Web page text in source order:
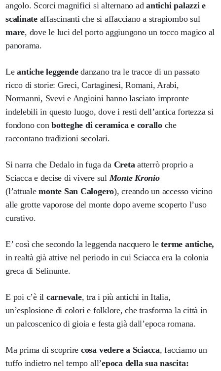
angolo. Scorci magnifici si alternano adantichi palazzi e
scalinateaffascinanti che si affacciano a strapiombo sul
mare, dove le luci del porto aggiungono un tocco magico al
panorama.
Leantiche leggendedanzano tra le tracce di un passato
ricco di storie: Greci, Cartaginesi, Romani, Arabi,
Normanni, Svevi e Angioini hanno lasciato impronte
indelebili in questo luogo, dove i resti dell’antica fortezza si
fondono conbotteghe di ceramica e coralloche
raccontano tradizioni secolari.
Si narra che Dedalo in fuga da Cretaatterrò proprio a
Sciacca e decise di vivere sulMonte Kronio
(l’attualemonte San Calogero), creando un accesso vicino
alle grotte vaporose del monte dopo averne scoperto l’uso
curativo.
E’ così che secondo la leggenda nacquero leterme antiche,
in realtà già attive nel periodo in cui Sciacca era la colonia
greca di Selinunte.
E poi c’è il carnevale, tra i più antichi in Italia,
un’esplosione di colori e folklore, che trasforma la città in
un palcoscenico di gioia e festa già dall’epoca romana.
Ma prima di scoprire cosa vedere a Sciacca, facciamo un
tuffo indietro nel tempo all’epoca della sua nascita: